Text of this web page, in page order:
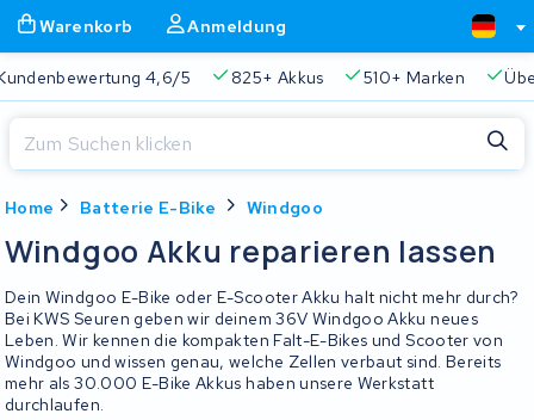
Warenkorb Anmeldung
4,6/5 825+ Akkus 510+ Marken
Home Batterie E-Bike Windgoo
Windgoo Akku reparieren lassen
Dein Windgoo E-Bike oder E-Scooter Akku halt nicht mehr durch?
Bei KWS Seuren geben wir deinem 36V Windgoo Akku neues
Leben. Wir kennen die kompakten Falt-E-Bikes und Scooter von
Windgoo und wissen genau, welche Zellen verbaut sind. Bereits
mehr als 30.000 E-Bike Akkus haben unsere Werkstatt
durchlaufen.
Ihr Warenkorb ist leer.
Immer eine passende Lösung 2 Jahre Garantie
Schließen
Beginnen Sie mit der Eingabe in der Suchleiste, um zu suchen